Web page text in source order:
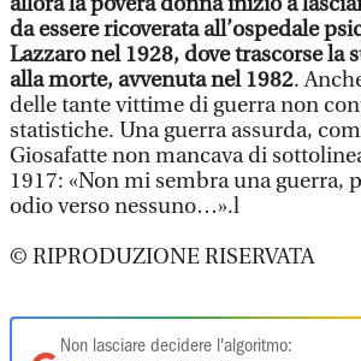
da essere ricoverata all’ospedale
Lazzaro nel 1928, dove trascorse la
alla morte, avvenuta nel 1982.
delle tante vittime di guerra non
statistiche. Una guerra assurda,
Giosafatte non mancava di
1917: «Non mi sembra una guerra,
odio verso nessuno…».l
© RIPRODUZIONE RISERVATA
Non lasciare decidere l'algoritmo: